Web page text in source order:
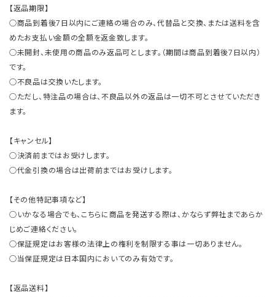
【返品期限】
○商品到着後7日以内にご連絡の場合のみ、代替品と交換、または送料を含
めたお支払い金額の全額を返金致します。
○未開封、未使用の商品のみ返品可とします。（期間は商品到着後7日以内）
です。
○不良品は交換いたします。
○ただし、特注品の場合は、不良品以外の返品は一切不可とさせていただき
ます。
【キャンセル】
○決済前まではお受けします。
○代金引換の場合は出荷前まではお受けします。
【その他特記事項など】
○いかなる場合でも、こちらに商品を発送する際は、かならず弊社まであらか
じめご連絡ください。
○保証規定はお客様の法律上の権利を制限する事は一切ありません。
○当保証規定は日本国内においてのみ有効です。
【返品送料】